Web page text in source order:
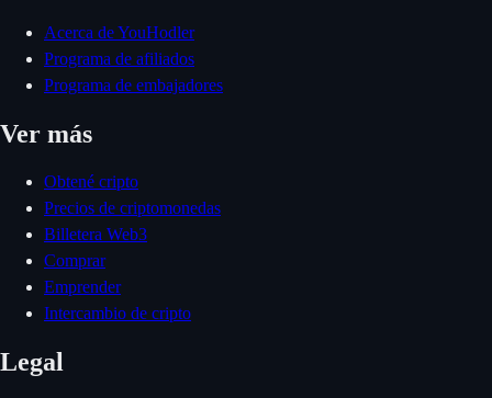
Acerca de YouHodler
Programa de afiliados
Programa de embajadores
Ver más
Obtené cripto
Precios de criptomonedas
Billetera Web3
Comprar
Emprender
Intercambio de cripto
Legal